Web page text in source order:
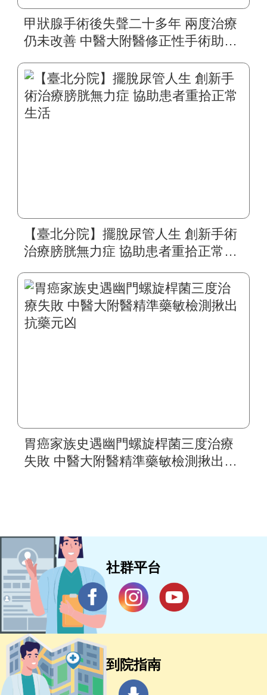
甲狀腺手術後失聲二十多年 兩度治療
仍未改善 中醫大附醫修正性手術助四
【臺北分院】擺脫尿管人生 創新手術
治療膀胱無力症 協助患者重拾正常生
胃癌家族史遇幽門螺旋桿菌三度治療
失敗 中醫大附醫精準藥敏檢測揪出抗
社群平台
到院指南